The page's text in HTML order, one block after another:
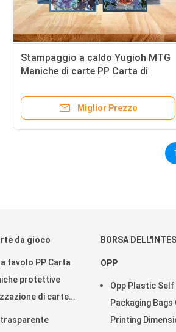
Stampaggio a caldo Yugioh MTG
Maniche di carte PP Carta di
Protettore
Miglior Prezzo
1
da gioco
tavolo PP Carta
protettive
di carte
BORSA
OPP
Opp Plastic
Packaging Bags
Printing